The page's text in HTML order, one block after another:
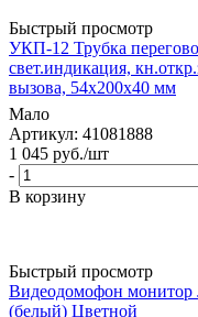
Быстрый просмотр
УКП-12 Трубка
свет.индикация,
вызова, 54х200х40 мм
Мало
Артикул: 41081888
1 045 руб./шт
-
В корзину
Быстрый просмотр
Видеодомофон монитор
(белый) Цветной